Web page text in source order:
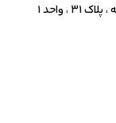
، واحد ۱